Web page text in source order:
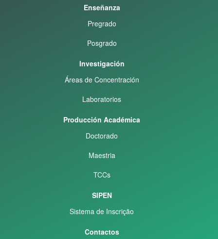
Enseñanza
Pregrado
Posgrado
Investigación
Áreas de Concentración
Laboratorios
Producción Académica
Doctorado
Maestria
TCCs
SIPEN
Sistema de Inscrição
Contactos